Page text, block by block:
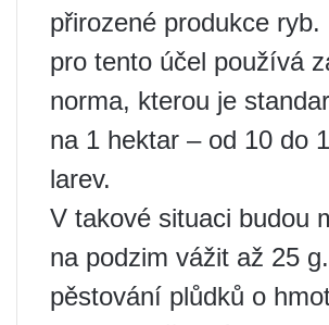
přirozené produkce ryb.
pro tento účel používá
norma, kterou je
na 1 hektar – od 10 do
larev.
V takové situaci budou
na podzim vážit až 25
pěstování plůdků o